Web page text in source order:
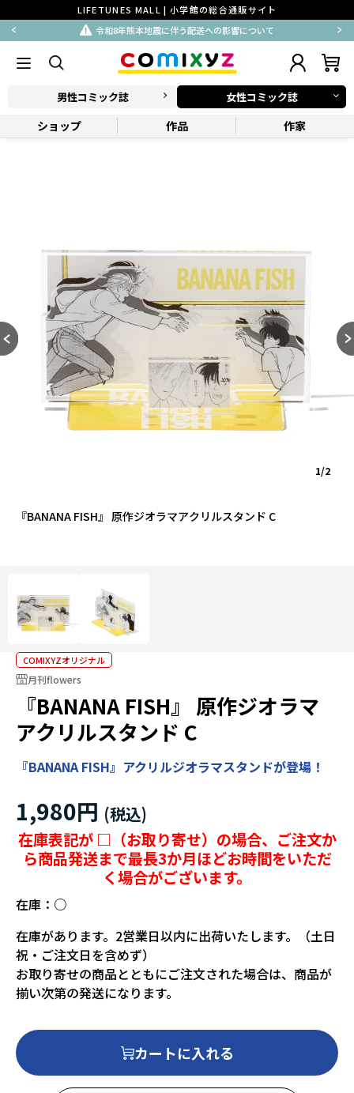
LIFETUNES MALL | 小学館の総合通販サイト
令和8年熊本地震に伴う配送への影響について
男性コミック誌 女性コミック誌
ショップ 作品 作家
『BANANA FISH』 原作ジオラマアクリルスタンド C
1/2
COMIXYZオリジナル
月刊flowers
『BANANA FISH』 原作ジオラマ
アクリルスタンド C
『BANANA FISH』アクリルジオラマスタンドが登場！
1,980円
在庫表記が □（お取り寄せ）の場合、ご注文か
ら商品発送まで最長3か月ほどお時間をいただ
く場合がございます。
在庫： ○
在庫があります。2営業日以内に出荷いたします。（土日
祝・ご注文日を含めず）
お取り寄せの商品とともにご注文された場合は、商品が
揃い次第の発送になります。
カートに入れる